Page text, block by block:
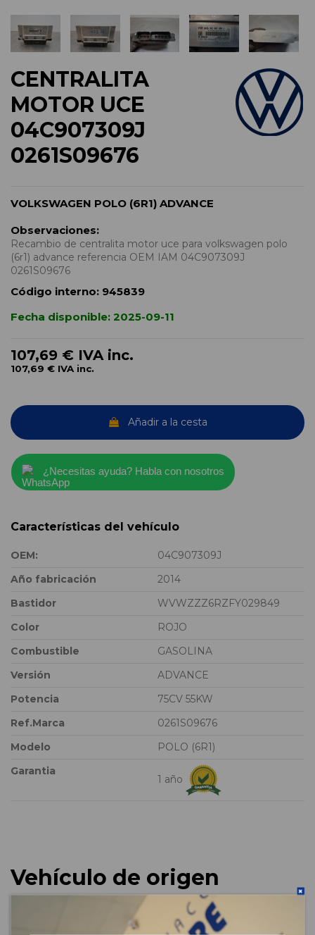
CENTRALITA
MOTOR UCE
04C907309J
0261S09676
VOLKSWAGEN POLO (6R1) ADVANCE
Observaciones:
Recambio de centralita motor uce para volkswagen polo
(6r1) advance referencia OEM IAM 04C907309J
0261S09676
Código interno: 945839
Fecha disponible: 2025-09-11
107,69 € IVA inc.
107,69 € IVA inc.
Añadir a la cesta
¿Necesitas ayuda? Habla con nosotros
Características del vehículo
OEM:
04C907309J
Año fabricación
2014
Bastidor
WVWZZZ6RZFY029849
Color
ROJO
Combustible
GASOLINA
Versión
ADVANCE
Potencia
75CV 55KW
Ref.Marca
0261S09676
Modelo
POLO (6R1)
Garantia
1 año
Vehículo de origen